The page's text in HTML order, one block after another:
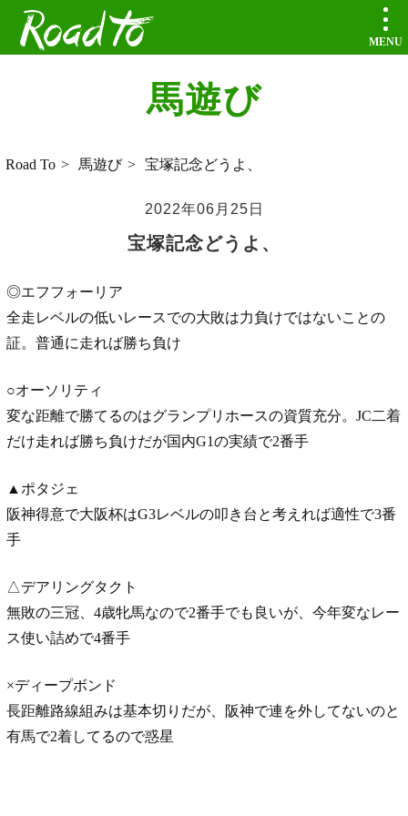
Road to
馬遊び
Road To 馬遊び 宝塚記念どうよ、
2022年06月25日
宝塚記念どうよ、
◎エフフォーリア
全走レベルの低いレースでの大敗は力負けではないことの
証。普通に走れば勝ち負け
○オーソリティ
変な距離で勝てるのはグランプリホースの資質充分。JC二着
だけ走れば勝ち負けだが国内G1の実績で2番手
▲ポタジェ
阪神得意で大阪杯はG3レベルの叩き台と考えれば適性で3番
手
△デアリングタクト
無敗の三冠、4歳牝馬なので2番手でも良いが、今年変なレー
ス使い詰めで4番手
×ディープボンド
長距離路線組みは基本切りだが、阪神で連を外してないのと
有馬で2着してるので惑星